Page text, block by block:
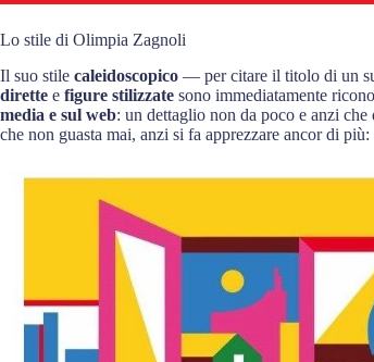
Lo stile di Olimpia Zagnoli
Il suo stile caleidoscopico — per citare il titolo di un
dirette e figure stilizzate sono immediatamente
media e sul web: un dettaglio non da poco e anzi che
che non guasta mai, anzi si fa apprezzare ancor di